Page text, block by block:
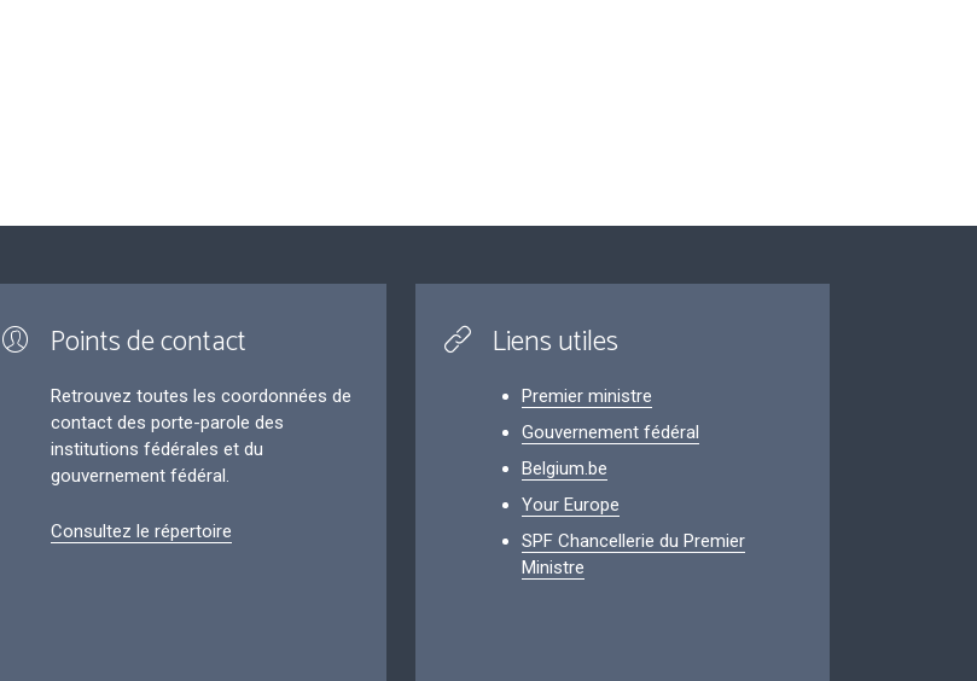
Points de contact
Retrouvez toutes les coordonnées de
contact des porte-parole des
institutions fédérales et du
gouvernement fédéral.
Consultez le répertoire
Liens utiles
Premier ministre
Gouvernement fédéral
Belgium.be
Your Europe
SPF Chancellerie du Premier
Ministre